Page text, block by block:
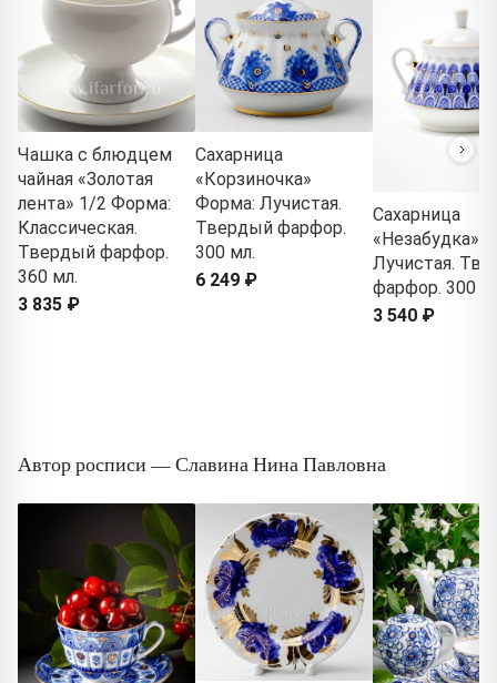
Чашка с блюдцем
чайная «Золотая
лента» 1/2 Форма:
Классическая.
Твердый фарфор.
360 мл.
3 835 ₽
Сахарница
«Корзиночка»
Форма: Лучистая.
Твердый фарфор.
300 мл.
6 249 ₽
Сахарница
«Незабудка»
Лучистая.
фарфор. 300
3 540 ₽
Автор росписи — Славина Нина Павловна